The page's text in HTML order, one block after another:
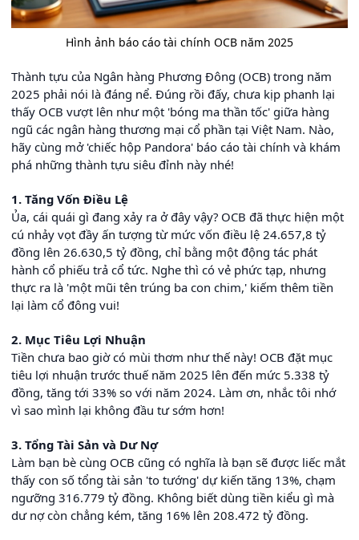
Hình ảnh báo cáo tài chính OCB năm 2025
Thành tựu của Ngân hàng Phương Đông (OCB) trong năm
2025 phải nói là đáng nể. Đúng rồi đấy, chưa kịp phanh lại
thấy OCB vượt lên như một 'bóng ma thần tốc' giữa hàng
ngũ các ngân hàng thương mại cổ phần tại Việt Nam. Nào,
hãy cùng mở 'chiếc hộp Pandora' báo cáo tài chính và khám
phá những thành tựu siêu đỉnh này nhé!
1. Tăng Vốn Điều Lệ
Ủa, cái quái gì đang xảy ra ở đây vậy? OCB đã thực hiện một
cú nhảy vọt đầy ấn tượng từ mức vốn điều lệ 24.657,8 tỷ
đồng lên 26.630,5 tỷ đồng, chỉ bằng một động tác phát
hành cổ phiếu trả cổ tức. Nghe thì có vẻ phức tạp, nhưng
thực ra là 'một mũi tên trúng ba con chim,' kiếm thêm tiền
lại làm cổ đông vui!
2. Mục Tiêu Lợi Nhuận
Tiền chưa bao giờ có mùi thơm như thế này! OCB đặt mục
tiêu lợi nhuận trước thuế năm 2025 lên đến mức 5.338 tỷ
đồng, tăng tới 33% so với năm 2024. Làm ơn, nhắc tôi nhớ
vì sao mình lại không đầu tư sớm hơn!
3. Tổng Tài Sản và Dư Nợ
Làm bạn bè cùng OCB cũng có nghĩa là bạn sẽ được liếc mắt
thấy con số tổng tài sản 'to tướng' dự kiến tăng 13%, chạm
ngưỡng 316.779 tỷ đồng. Không biết dùng tiền kiểu gì mà
dư nợ còn chẳng kém, tăng 16% lên 208.472 tỷ đồng.